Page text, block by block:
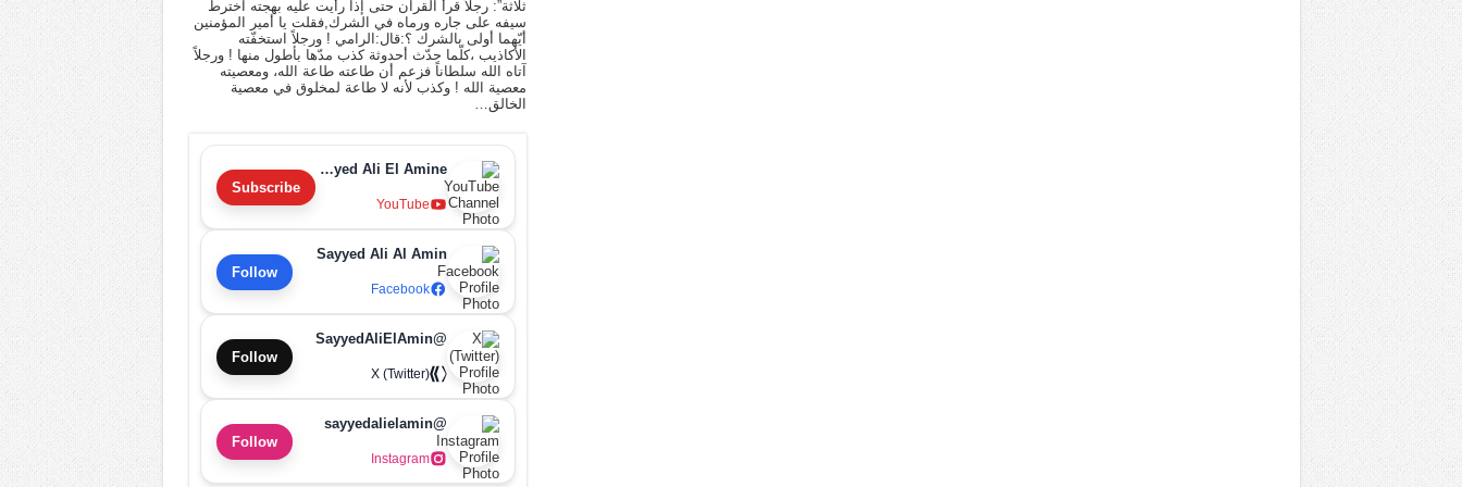
ثلاثة”: رجلاً قرأ القرآن حتى إذا رأيت عليه بهجته اخترط
سيفه على جاره ورماه في الشرك,فقلت يا أمير المؤمنين
أيّهما أولى بالشرك ؟:قال:الرامي ! ورجلاً استخفّته
الأكاذيب ،كلّما حدّث أحدوثة كذب مدّها بأطول منها ! ورجلاً
آتاه الله سلطاناً فزعم أن طاعته طاعة الله، ومعصيته
معصية الله ! وكذب لأنه لا طاعة لمخلوق في معصية
الخالق…
Sayyed Ali El Amine
YouTube
Subscribe
Sayyed Ali Al Amin
Facebook
Follow
@SayyedAliElAmin
X (Twitter)
Follow
@sayyedalielamin
Instagram
Follow